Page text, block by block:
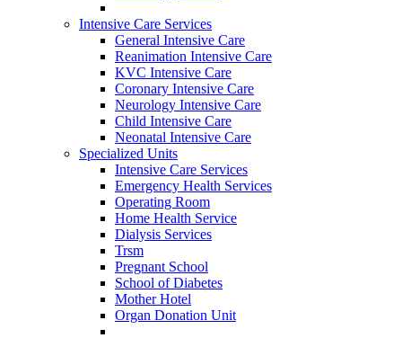
Intensive Care Services
General Intensive Care
Reanimation Intensive Care
KVC Intensive Care
Coronary Intensive Care
Neurology Intensive Care
Child Intensive Care
Neonatal Intensive Care
Specialized Units
Intensive Care Services
Emergency Health Services
Operating Room
Home Health Service
Dialysis Services
Trsm
Pregnant School
School of Diabetes
Mother Hotel
Organ Donation Unit